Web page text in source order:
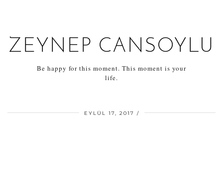
ZEYNEP CANSOYLU
Be happy for this moment. This moment is your
life.
EYLÜL 17, 2017